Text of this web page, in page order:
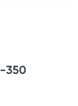
350